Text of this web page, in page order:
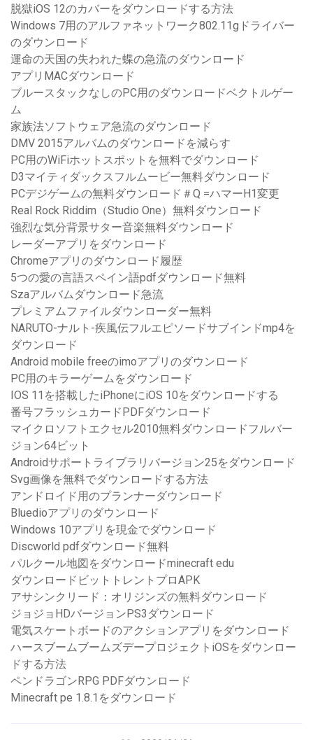
脱獄iOS 12のカバーをダウンロードする方法
Windows 7用のアルファネットワーク802.11gドライバー
のダウンロード
運命の天国の失われた蝶の急流のダウンロード
アプリMACダウンロード
ブルースタックなしのPC用のダウンロードベクトルゲー
ム
家族法ソフトウェア急流のダウンロード
DMV 2015アルバムのダウンロードを減らす
PC用のWiFiホットスポットを無料でダウンロード
D3マイティダックスフルムービー無料ダウンロード
PCデジゲームの無料ダウンロード＃Q =ハマーH1変更
Real Rock Riddim（Studio One）無料ダウンロード
強烈な気分背景サター音楽無料ダウンロード
レーダーアプリをダウンロード
Chromeアプリのダウンロード履歴
5つの愛の言語スペイン語pdfダウンロード無料
Szaアルバムダウンロード急流
プレミアムファイルダウンローダー無料
NARUTO-ナルト-疾風伝フルエピソードサブインドmp4を
ダウンロード
Android mobile freeのimoアプリのダウンロード
PC用のキラーゲームをダウンロード
IOS 11を搭載したiPhoneにiOS 10をダウンロードする
番号フラッシュカードPDFダウンロード
マイクロソフトエクセル2010無料ダウンロードフルバー
ジョン64ビット
Androidサポートライブラリバージョン25をダウンロード
Svg画像を無料でダウンロードする方法
アンドロイド用のプランナーダウンロード
Bluedioアプリのダウンロード
Windows 10アプリを現金でダウンロード
Discworld pdfダウンロード無料
パルクール地図をダウンロードminecraft edu
ダウンロードビットトレントプロAPK
アサシンクリード：オリジンズの無料ダウンロード
ジョジョHDバージョンPS3ダウンロード
電気スケートボードのアクションアプリをダウンロード
ハースブームブームズデープロジェクトiOSをダウンロー
ドする方法
ペンドラゴンRPG PDFダウンロード
Minecraft pe 1.8.1をダウンロード